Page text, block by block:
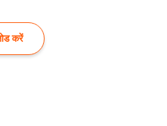
करें